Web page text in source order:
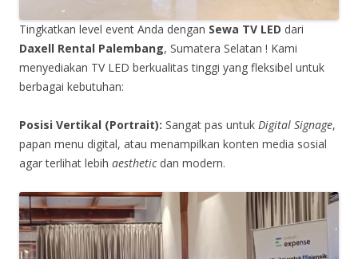
Tingkatkan level event Anda dengan Sewa TV LED dari
Daxell Rental Palembang, Sumatera Selatan ! Kami
menyediakan TV LED berkualitas tinggi yang fleksibel untuk
berbagai kebutuhan:
Posisi Vertikal (Portrait): Sangat pas untuk Digital Signage,
papan menu digital, atau menampilkan konten media sosial
agar terlihat lebih aestheticdan modern.